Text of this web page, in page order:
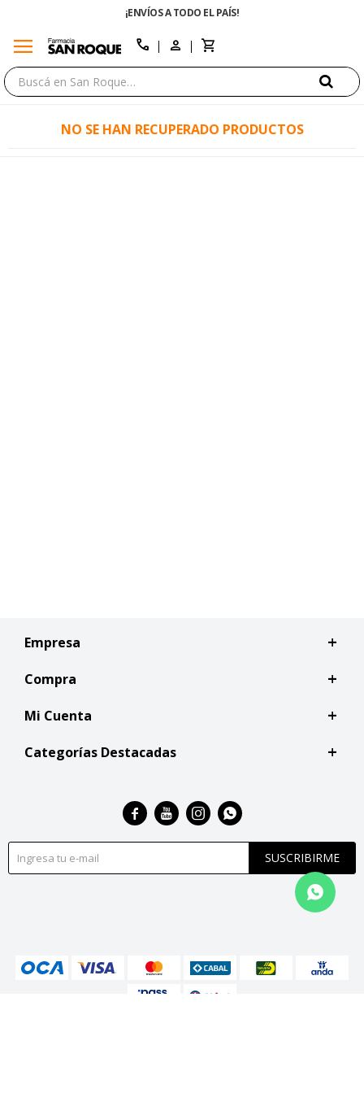
¡ENVÍOS A TODO EL PAÍS!
menu call
NO SE HAN RECUPERADO PRODUCTOS
Empresa
Compra
Mi Cuenta
Categorías Destacadas
SUSCRIBIRME
   
close